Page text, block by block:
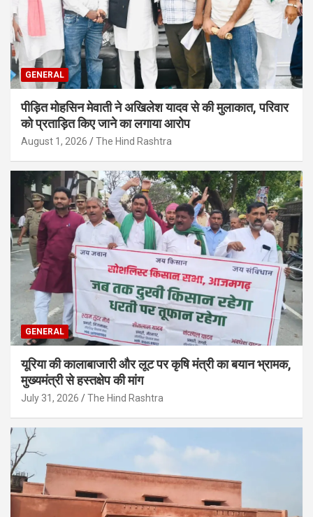
GENERAL
पीड़ित मोहसिन मेवाती ने अखिलेश यादव से की मुलाकात, परिवार
को प्रताड़ित किए जाने का लगाया आरोप
August 1, 2026 The Hind Rashtra
GENERAL
यूरिया की कालाबाजारी और लूट पर कृषि मंत्री का बयान भ्रामक,
मुख्यमंत्री से हस्तक्षेप की मांग
July 31, 2026 The Hind Rashtra